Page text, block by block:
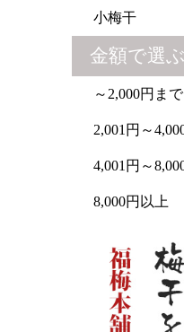
小梅干
金額で選ぶ
～2,000円まで
2,001円～
4,001円～
8,000円以上